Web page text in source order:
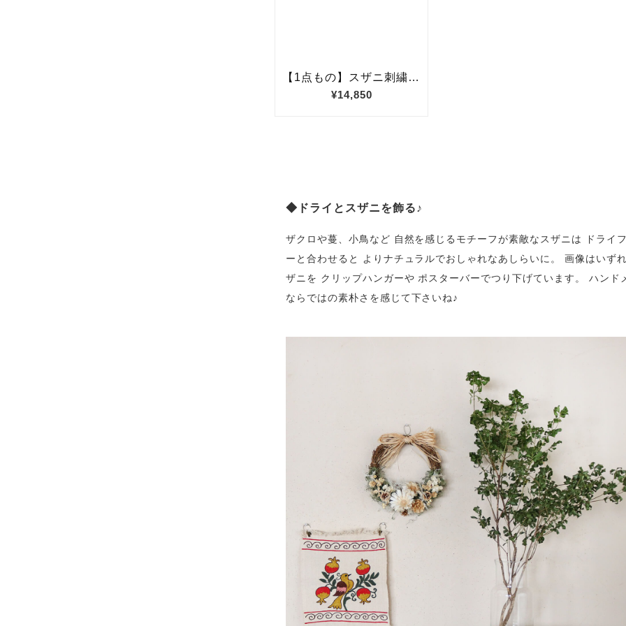
◆ドライとスザニを飾る♪
ザクロや蔓、小鳥など 自然を感じるモチーフが素敵なスザニは ドライ
ーと合わせると よりナチュラルでおしゃれなあしらいに。 画像はいず
ザニを クリップハンガーや ポスターバーでつり下げています。 ハンド
ならではの素朴さを感じて下さいね♪